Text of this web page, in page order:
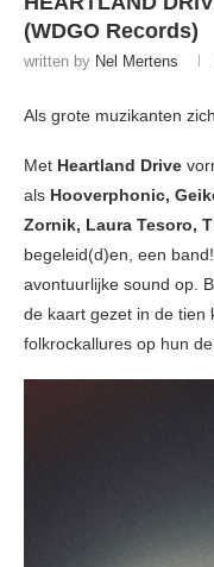
(WDGO Records)
written by Nel Mertens
Als grote muzikanten
Met Heartland Drive
als Hooverphonic,
Zornik, Laura Tesoro,
begeleid(d)en, een
avontuurlijke sound op.
de kaart gezet in de tien
folkrockallures op hun